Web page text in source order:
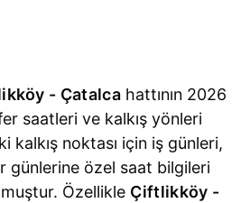
- Çatalca hattının 2026
saatleri ve kalkış yönleri
kalkış noktası için iş günleri,
günlerine özel saat bilgileri
Özellikle Çiftlikköy -